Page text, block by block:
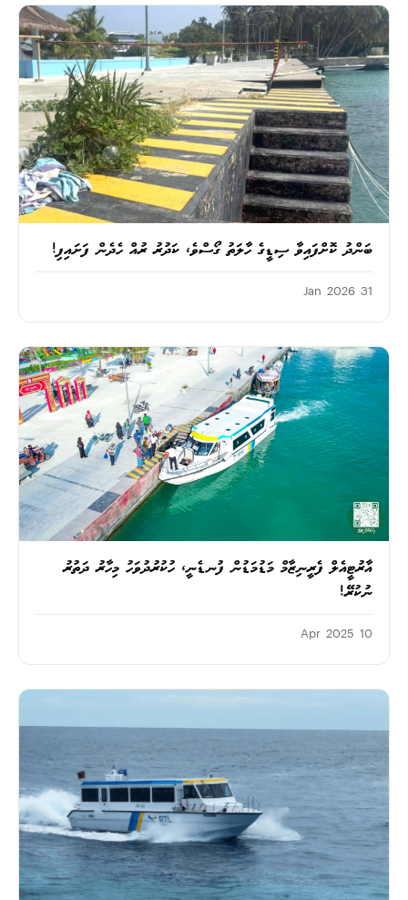
ބަންދު ކޮށްފައިވާ ސިޑީގެ ހާލަތު ގޯސްވެ، ކަދުރު ރުއް ހެދެން ފަށައިފި!
31 Jan 2026
އާރުޓީއެލް ފެރީނިޒާމް މަޑުމަޑުން ފުނޑެނީ، ހުކުރުދުވަހު މިހާރު ދަތުރު
ނުކުރޭ!
10 Apr 2025